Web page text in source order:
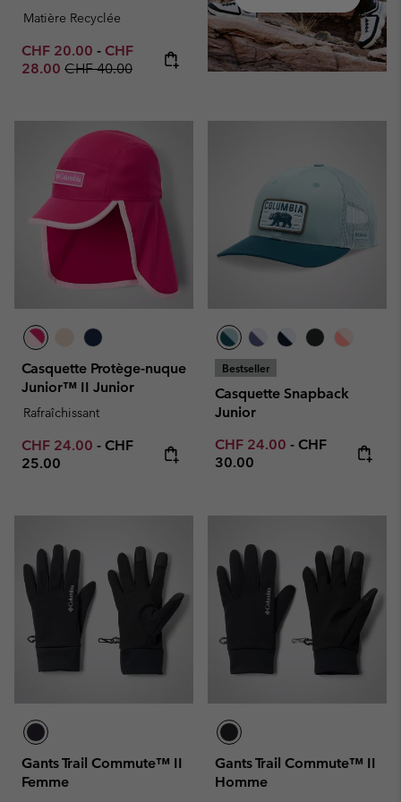
Matière Recyclée
Minimum sale price:
CHF 20.00 - Maximum sale price:
CHF
28.00 Regular price:
CHF 40.00
Casquette Protège-nuque
Junior™ II Junior
Rafraîchissant
Minimum sale price:
CHF 24.00 - Maximum price:
CHF
25.00
Bestseller
Casquette Snapback
Junior
Minimum sale price:
CHF 24.00 - Maximum
CHF
30.00
Gants Trail Commute™ II
Femme
Gants Trail Commute™ II
Homme